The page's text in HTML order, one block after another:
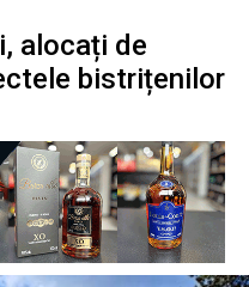
alocați de
bistrițenilor